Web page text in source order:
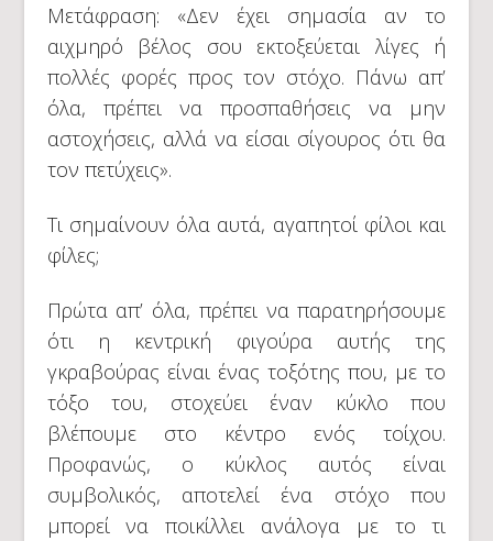
Μετάφραση: «Δεν έχει σημασία αν το
αιχμηρό βέλος σου εκτοξεύεται λίγες ή
πολλές φορές προς τον στόχο. Πάνω απ’
όλα, πρέπει να προσπαθήσεις να μην
αστοχήσεις, αλλά να είσαι σίγουρος ότι θα
τον πετύχεις».
Τι σημαίνουν όλα αυτά, αγαπητοί φίλοι και
φίλες;
Πρώτα απ’ όλα, πρέπει να παρατηρήσουμε
ότι η κεντρική φιγούρα αυτής της
γκραβούρας είναι ένας τοξότης που, με το
τόξο του, στοχεύει έναν κύκλο που
βλέπουμε στο κέντρο ενός τοίχου.
Προφανώς, ο κύκλος αυτός είναι
συμβολικός, αποτελεί ένα στόχο που
μπορεί να ποικίλλει ανάλογα με το τι